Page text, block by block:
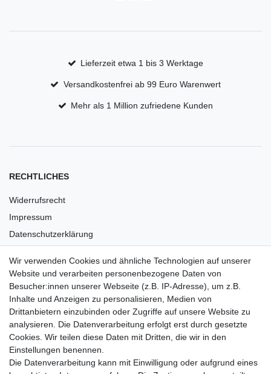
Lieferzeit etwa 1 bis 3 Werktage
Versandkostenfrei ab 99 Euro Warenwert
Mehr als 1 Million zufriedene Kunden
RECHTLICHES
Widerrufsrecht
Impressum
Datenschutzerklärung
Barrierefreiheit
Anleitungen
Vertrag widerrufen
PARTNER
Wir verwenden Cookies und ähnliche Technologien auf unserer
Website und verarbeiten personenbezogene Daten von
Besucher:innen unserer Webseite (z.B. IP-Adresse), um z.B.
Inhalte und Anzeigen zu personalisieren, Medien von
Drittanbietern einzubinden oder Zugriffe auf unsere Website zu
analysieren. Die Datenverarbeitung erfolgt erst durch gesetzte
Cookies. Wir teilen diese Daten mit Dritten, die wir in den
Einstellungen benennen.
Die Datenverarbeitung kann mit Einwilligung oder aufgrund eines